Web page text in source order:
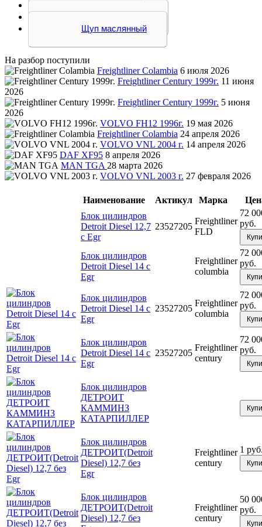
Щуп маслянный
На разбор поступили
Freightliner Colambia 6 июля 2026
Freightliner Century 1999г. 11 июня
2026
Freightliner Century 1999г. 5 июня
2026
VOLVO FH12 1996г. 19 мая 2026
Freightliner Colambia 24 апреля 2026
VOLVO VNL 2004 г. 14 апреля 2026
DAF XF95 8 апреля 2026
MAN TGA 28 марта 2026
VOLVO VNL 2003 г. 27 февраля 2026
Наименование Актикул Марка
Блок цилиндров
Detroit Diesel 12,7
с Egr
23527205
Freightliner
FLD
72
руб.
Блок цилиндров
Detroit Diesel 14 с
Egr
Freightliner
columbia
72
руб.
Блок цилиндров
Detroit Diesel 14 с
Egr
23527205
Freightliner
columbia
72
руб.
Блок цилиндров
Detroit Diesel 14 с
Egr
23527205
Freightliner
century
72
руб.
Блок цилиндров
ДЕТРОИТ
КАММИНЗ
КАТАРПИЛЛЕР
Блок цилиндров
ДЕТРОИТ(Detroit
Diesel) 12,7 без
Egr
Freightliner
century
1
Блок цилиндров
ДЕТРОИТ(Detroit
Diesel) 12,7 без
Freightliner
century
50
руб.